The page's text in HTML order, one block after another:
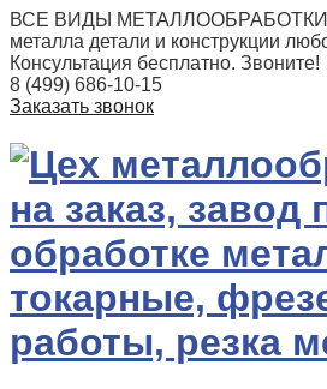
ВСЕ ВИДЫ МЕТАЛЛООБРАБОТКИ
металла детали и конструкции
Консультация бесплатно. Звоните!
8 (499) 686-10-15
Заказать звонок